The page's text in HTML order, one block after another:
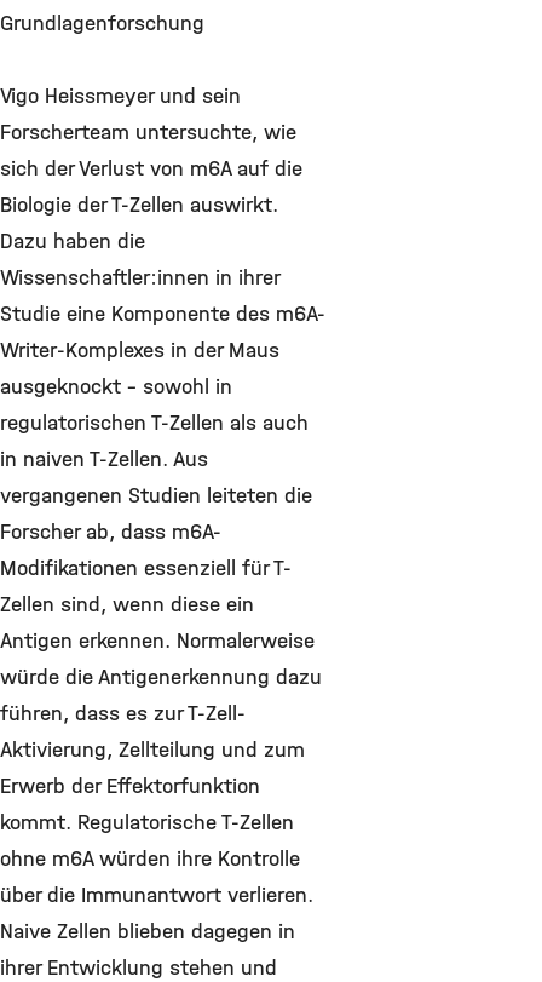
Grundlagenforschung
Vigo Heissmeyer und sein
Forscherteam untersuchte, wie
sich der Verlust von m6A auf die
Biologie der T-Zellen auswirkt.
Dazu haben die
Wissenschaftler:innen in ihrer
Studie eine Komponente des m6A-
Writer-Komplexes in der Maus
ausgeknockt – sowohl in
regulatorischen T-Zellen als auch
in naiven T-Zellen. Aus
vergangenen Studien leiteten die
Forscher ab, dass m6A-
Modifikationen essenziell für T-
Zellen sind, wenn diese ein
Antigen erkennen. Normalerweise
würde die Antigenerkennung dazu
führen, dass es zur T-Zell-
Aktivierung, Zellteilung und zum
Erwerb der Effektorfunktion
kommt. Regulatorische T-Zellen
ohne m6A würden ihre Kontrolle
über die Immunantwort verlieren.
Naive Zellen blieben dagegen in
ihrer Entwicklung stehen und